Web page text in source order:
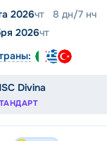
2026чт 8 дн/7 нч
2026чт
Divina